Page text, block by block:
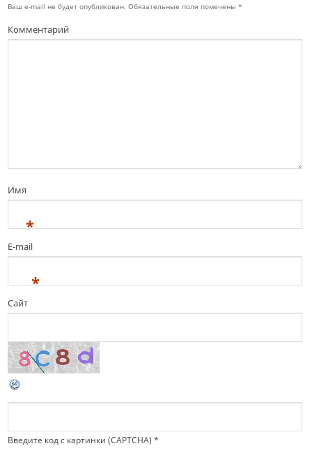
Ваш e-mail не будет опубликован. Обязательные поля помечены*
Комментарий
Имя
*
E-mail
*
Сайт
Введите код с картинки (CAPTCHA) *